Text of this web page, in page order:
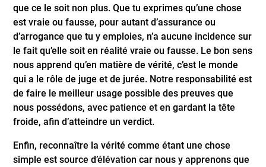
que ce le soit non plus. Que tu exprimes qu’une chose
est vraie ou fausse, pour autant d’assurance ou
d’arrogance que tu y emploies, n’a aucune incidence sur
le fait qu’elle soit en réalité vraie ou fausse. Le bon sens
nous apprend qu’en matière de vérité, c’est le monde
qui a le rôle de juge et de jurée. Notre responsabilité est
de faire le meilleur usage possible des preuves que
nous possédons, avec patience et en gardant la tête
froide, afin d’atteindre un verdict.
Enfin, reconnaître la vérité comme étant une chose
simple est source d’élévation car nous y apprenons que